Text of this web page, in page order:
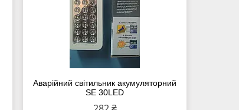
Аварійний світильник акумуляторний
SE 30LED